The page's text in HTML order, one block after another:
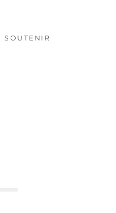
SOUTENIR